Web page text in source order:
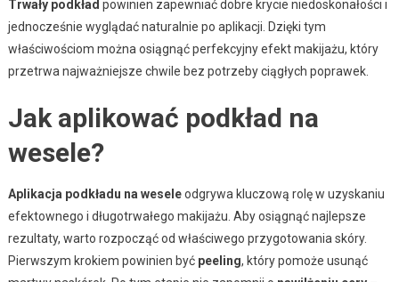
Trwały podkład powinien zapewniać dobre krycie niedoskonałości i
jednocześnie wyglądać naturalnie po aplikacji. Dzięki tym
właściwościom można osiągnąć perfekcyjny efekt makijażu, który
przetrwa najważniejsze chwile bez potrzeby ciągłych poprawek.
Jak aplikować podkład na
wesele?
Aplikacja podkładu na weseleodgrywa kluczową rolę w uzyskaniu
efektownego i długotrwałego makijażu. Aby osiągnąć najlepsze
rezultaty, warto rozpocząć od właściwego przygotowania skóry.
Pierwszym krokiem powinien być peeling, który pomoże usunąć